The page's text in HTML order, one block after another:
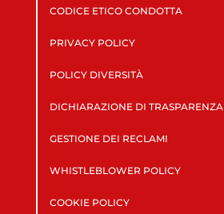
CODICE ETICO CONDOTTA
PRIVACY POLICY
POLICY DIVERSITÀ
DICHIARAZIONE DI TRASPARENZA
GESTIONE DEI RECLAMI
WHISTLEBLOWER POLICY
COOKIE POLICY